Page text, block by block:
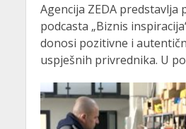
Agencija ZEDA predstavlja
podcasta „Biznis
donosi pozitivne i
uspješnih privrednika. U